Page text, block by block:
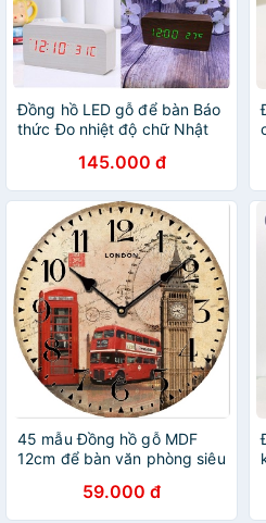
Đồng hồ LED gỗ để bàn Báo
thức Đo nhiệt độ chữ Nhật
145.000 đ
45 mẫu Đồng hồ gỗ MDF
12cm để bàn văn phòng siêu
59.000 đ